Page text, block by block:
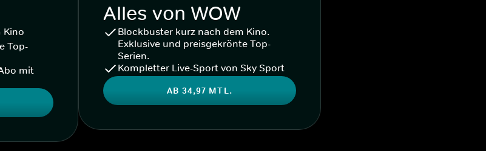
Kino
Top-
mit
Alles von WOW
Blockbuster kurz nach dem Kino.
Exklusive und preisgekrönte Top-
Serien.
Kompletter Live-Sport von Sky Sport
AB 34,97 MTL.